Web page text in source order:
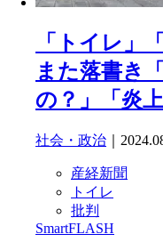
「トイレ」
また落書き
の？」「炎
社会・政治 ｜
産経新聞
トイレ
批判
SmartFLASH